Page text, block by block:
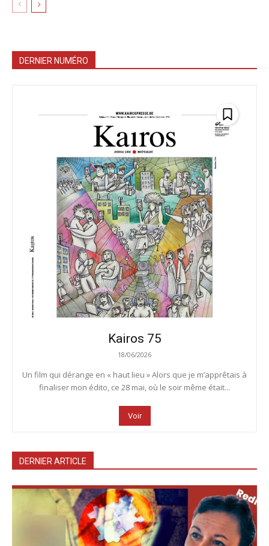
DERNIER NUMÉRO
Kairos 75
18/06/2026
Un film qui dérange en « haut lieu » Alors que je m’apprêtais à
finaliser mon édito, ce 28 mai, où le soir même était...
Voir
DERNIER ARTICLE